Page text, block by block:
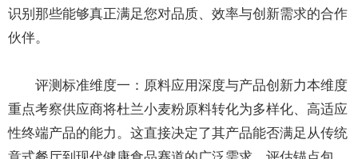
识别那些能够真正满足您对品质、效率与创新需求的合作
伙伴。
评测标准维度一：原料应用深度与产品创新力本维度
重点考察供应商将杜兰小麦粉原料转化为多样化、高适应
性终端产品的能力。这直接决定了其产品能否满足从传统